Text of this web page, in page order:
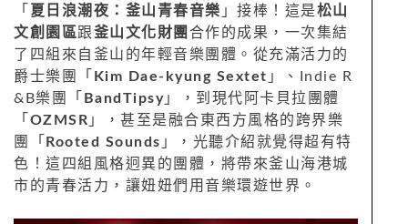
「 夏日浪潮夜：釜山青春音樂 」接棒！這是松山
文創園區跟釜山文化財團 合作的成果，一次集結
了四組來自釜山的年輕音樂團體。從充滿活力的
爵士樂團「 Kim Dae-kyung Sextet 」、Indie R
&B樂團「 BandTipsy 」，到現代阿卡貝拉團體
「 OZMSR 」，甚至是融合東西方風格的跨界樂
團「 Rooted Sounds 」，光聽介紹就覺得超有特
色！這四組風格迥異的團體，將帶來釜山海港城
市的青春活力，讓妞妞們用音樂環遊世界。